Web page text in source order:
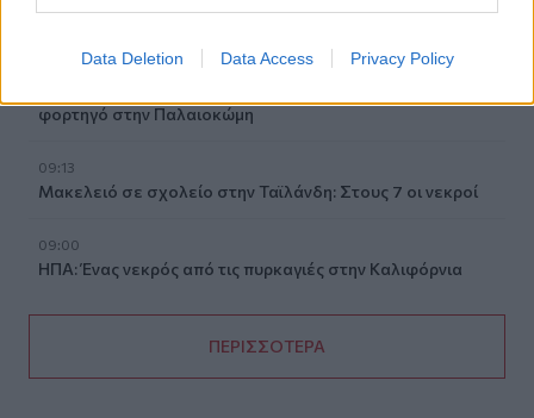
Data Deletion Data Access Privacy Policy
συνταξιοδοτήσεις- Ελάχιστες οι θέσεις στο Ηράκλειο
φορτηγό στην Παλαιοκώμη
09:13
Μακελειό σε σχολείο στην Ταϊλάνδη: Στους 7 οι νεκροί
09:00
ΗΠΑ: Ένας νεκρός από τις πυρκαγιές στην Καλιφόρνια
ΠΕΡΙΣΣΟΤΕΡΑ